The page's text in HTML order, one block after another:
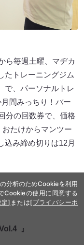
ら毎週土曜、マヂカ
たトレーニングジム
で、パーソナルトレ
間みっちり！パー
分の回数券で、価格
たけからマンツー
込み締め切りは12月
』
分析のためCookieを利用
Cookieの使用に同意する
] または[プライバシーポ